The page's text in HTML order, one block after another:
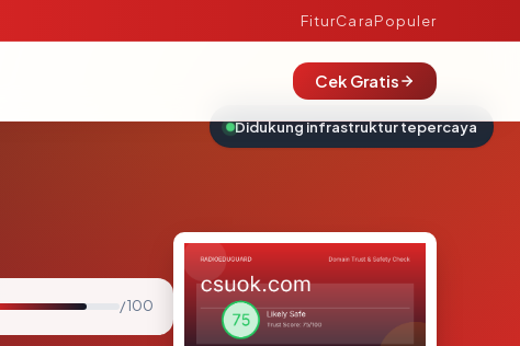
FiturCaraPopuler
Cek Gratis
/ 100
Didukung infrastruktur tepercaya